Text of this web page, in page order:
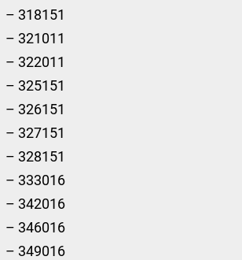
– 318151
– 321011
– 322011
– 325151
– 326151
– 327151
– 328151
– 333016
– 342016
– 346016
– 349016